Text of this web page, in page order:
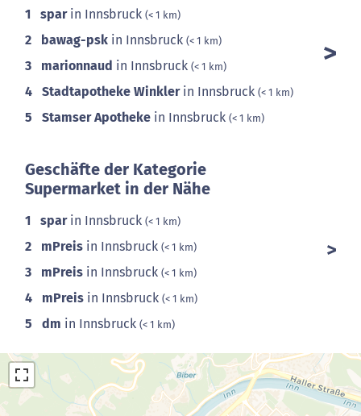
1 sparin Innsbruck (< 1 km)
2 bawag-psk in Innsbruck (< 1 km)
3 marionnaud in Innsbruck (< 1 km)
4 Stadtapotheke Winklerin Innsbruck (< 1 km)
5 Stamser Apotheke in Innsbruck (< 1 km)
Geschäfte der Kategorie
Supermarket in der Nähe
1 sparin Innsbruck (< 1 km)
2 mPreis in Innsbruck (< 1 km)
3 mPreis in Innsbruck (< 1 km)
4 mPreis in Innsbruck (< 1 km)
5 dm in Innsbruck (< 1 km)